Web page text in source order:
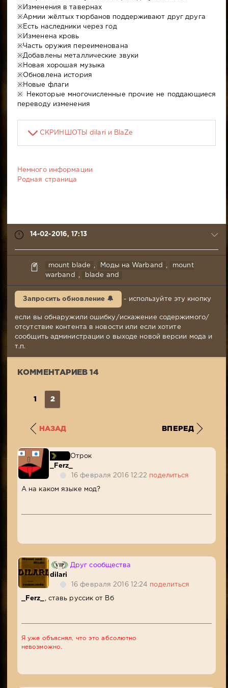
※Изменения в тавернах
※Армии жёлтых тюрбанов поддерживают друг друга
※Есть наследники через год
※Изменена кровь
※Часть оружия переименована
※Добавлены металлические звуки
※Новая хорошая музыка
※Обновлена история
※Новые флаги
※ Некоторые многочисленные прочие не поддающиеся
переводу изменения
СКРИНШОТЫ dilari и BlaZe
Немного информации
Родная страница
14-02-2016, 17:13
syabr
02-
Комментариев:
14
Просмотров:
mount blade Моды на Warband
mount
warband
blade and
Запросить обновление 🔔 - используйте эту кнопку
если вы обнаружили ошибку/искажение содержимого/
отсутствие контента в новости или если хотите
сообщить администрации о выходе новой версии мода и
т.п.
КОММЕНТАРИЕВ 14
1 2
НАЗАД ВПЕРЕД
Отрок
_Ferz_
16 февраля 2016 12:22
поделиться
А на каком языке мод?
Друг сообщества
dilari
16 февраля 2016 12:24 поделиться
_Ferz_ , ставь руссик от Вб
Я уже объяснял, что это абсолютно
невозможно.